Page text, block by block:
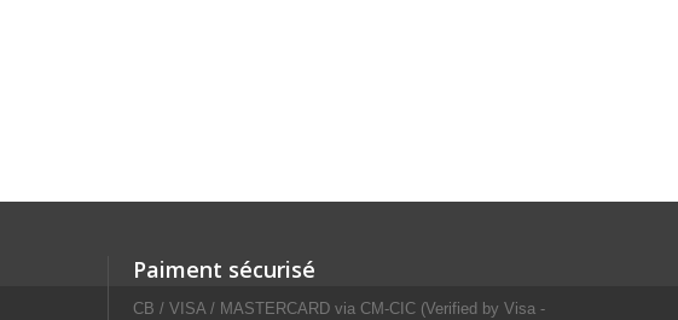
Paiment sécurisé
CB / VISA / MASTERCARD via CM-CIC (Verified by Visa -